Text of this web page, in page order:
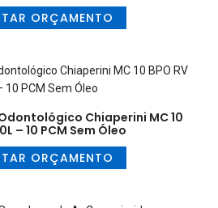
ORÇAMENTO
Chiaperini MC 10
– 10 PCM Sem Óleo
ORÇAMENTO